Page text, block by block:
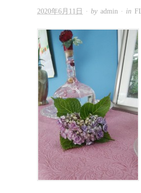
2020年6月11日 · by admin · in